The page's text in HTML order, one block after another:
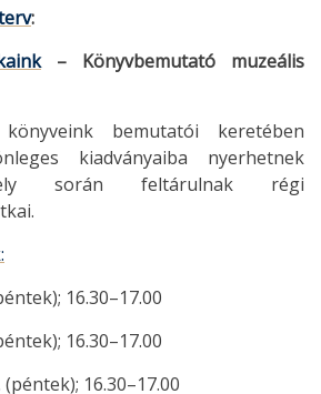
:
– Könyvbemutató muzeális
bemutatói keretében
kiadványaiba nyerhetnek
során feltárulnak régi
16.30–17.00
16.30–17.00
16.30–17.00